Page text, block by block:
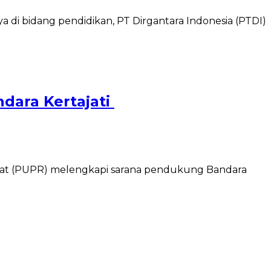
bidang pendidikan, PT Dirgantara Indonesia (PTDI)
Kertajati
(PUPR) melengkapi sarana pendukung Bandara